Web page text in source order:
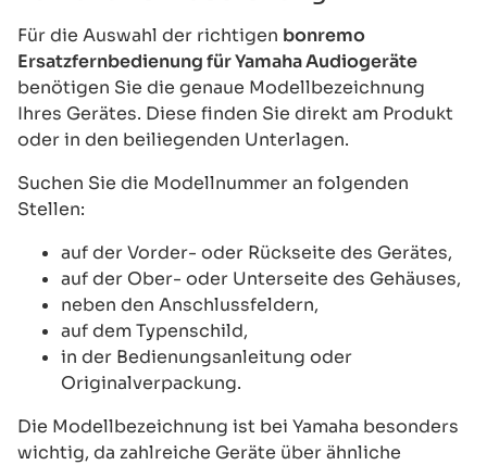
Für die Auswahl der richtigen bonremo
Ersatzfernbedienung für Yamaha Audiogeräte
benötigen Sie die genaue Modellbezeichnung
Ihres Gerätes. Diese finden Sie direkt am Produkt
oder in den beiliegenden Unterlagen.
Suchen Sie die Modellnummer an folgenden
Stellen:
auf der Vorder- oder Rückseite des Gerätes,
auf der Ober- oder Unterseite des Gehäuses,
neben den Anschlussfeldern,
auf dem Typenschild,
in der Bedienungsanleitung oder
Originalverpackung.
Die Modellbezeichnung ist bei Yamaha besonders
wichtig, da zahlreiche Geräte über ähnliche